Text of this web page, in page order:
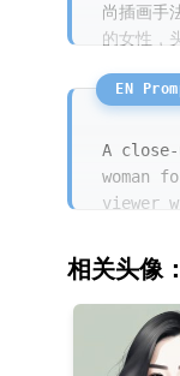
尚插画手
的女性，
彩和马
干净的纯
A
woman
viewer
line art
sketch
chic
相关头像：